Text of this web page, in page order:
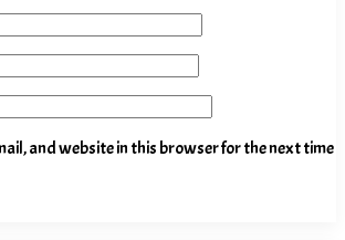
and website in this browser for the next time